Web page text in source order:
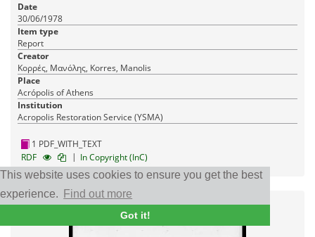
This website uses cookies to ensure you get the best
experience.
Find out more
Got it!
Date
30/06/1978
Item type
Report
Creator
Κορρές, Μανόλης, Korres, Manolis
Place
Acrópolis of Athens
Institution
Acropolis Restoration Service (YSMA)
1 PDF_WITH_TEXT
RDF
| In Copyright (InC)